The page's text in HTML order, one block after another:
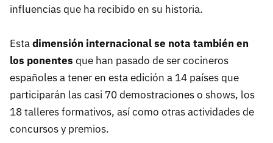
influencias que ha recibido en su historia.
Estadimensión internacional se nota también en
los ponentes que han pasado de ser cocineros
españoles a tener en esta edición a 14 países que
participarán las casi 70 demostraciones o shows, los
18 talleres formativos, así como otras actividades de
concursos y premios.